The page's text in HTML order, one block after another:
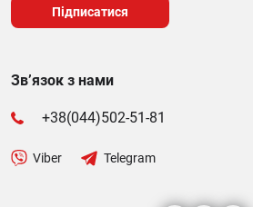
Підписатися
Зв’язок з нами
+38(044)502-51-81
Viber Telegram